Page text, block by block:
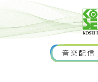
音楽配信